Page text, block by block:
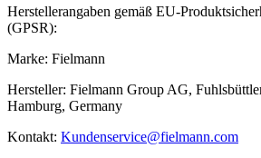
Herstellerangaben gemäß EU-
(GPSR):
Marke: Fielmann
Hersteller: Fielmann Group AG,
Hamburg, Germany
Kontakt: Kundenservice@fielmann.com